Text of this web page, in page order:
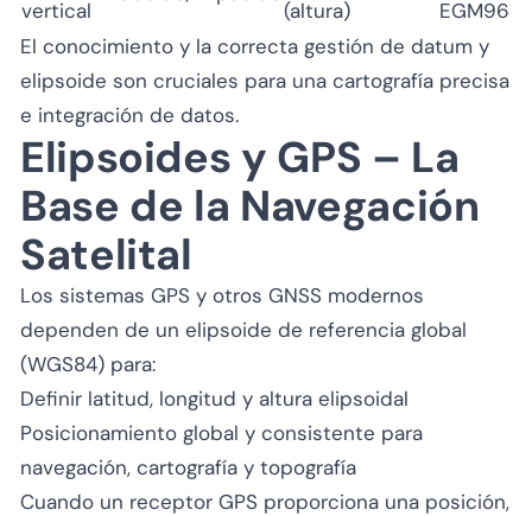
vertical
(altura)
EGM96
El conocimiento y la correcta gestión de datum y
elipsoide son cruciales para una cartografía precisa
e integración de datos.
Elipsoides y GPS – La
Base de la Navegación
Satelital
Los sistemas GPS y otros GNSS modernos
dependen de un elipsoide de referencia global
(WGS84) para:
Definir latitud, longitud y altura elipsoidal
Posicionamiento global y consistente para
navegación, cartografía y topografía
Cuando un receptor GPS proporciona una posición,